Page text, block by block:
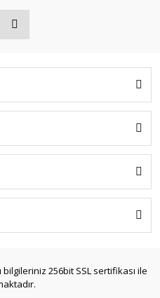
bilgileriniz 256bit SSL sertifikası ile